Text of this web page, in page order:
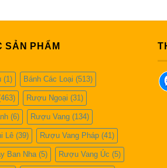
SẢN PHẨM
(1) Bánh Các Loại (513)
Rượu Ngoại (31)
(6) Rượu Vang (134)
Lê (39) Rượu Vang Pháp (41)
Ban Nha(5) Rượu Vang Úc (5)